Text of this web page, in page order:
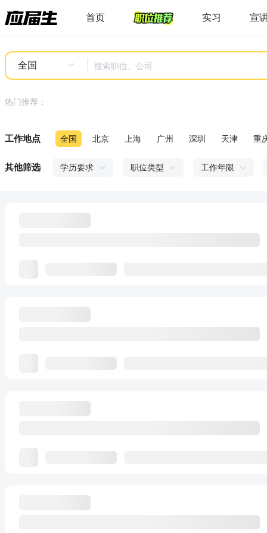
首页 实习 宣
全国
热门推荐：
工作地点 全国 北京 上海 广州 深圳 天津 重
其他筛选 学历要求 职位类型 工作年限